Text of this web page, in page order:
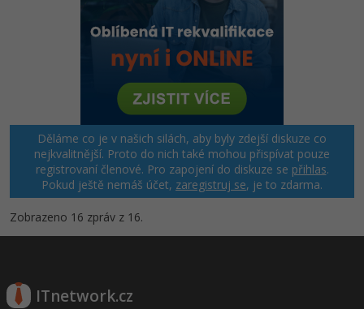
Děláme co je v našich silách, aby byly zdejší diskuze co
nejkvalitnější. Proto do nich také mohou přispívat pouze
registrovaní členové. Pro zapojení do diskuze se přihlas.
Pokud ještě nemáš účet, zaregistruj se, je to zdarma.
Zobrazeno 16 zpráv z 16.
ITnetwork.cz